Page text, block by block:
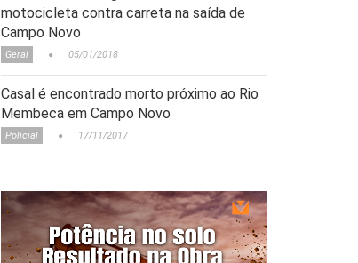
motocicleta contra carreta na saída de
Campo Novo
Geral 05/01/2018
Casal é encontrado morto próximo ao Rio
Membeca em Campo Novo
Policial 17/11/2017